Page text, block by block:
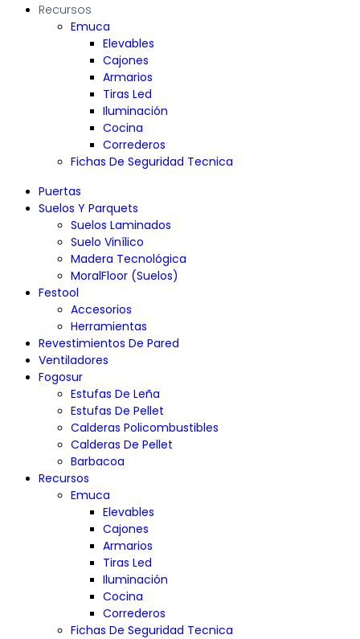
Recursos
Emuca
Elevables
Cajones
Armarios
Tiras Led
Iluminación
Cocina
Correderos
Fichas De Seguridad Tecnica
Puertas
Suelos Y Parquets
Suelos Laminados
Suelo Vinílico
Madera Tecnológica
MoralFloor (Suelos)
Festool
Accesorios
Herramientas
Revestimientos De Pared
Ventiladores
Fogosur
Estufas De Leña
Estufas De Pellet
Calderas Policombustibles
Calderas De Pellet
Barbacoa
Recursos
Emuca
Elevables
Cajones
Armarios
Tiras Led
Iluminación
Cocina
Correderos
Fichas De Seguridad Tecnica